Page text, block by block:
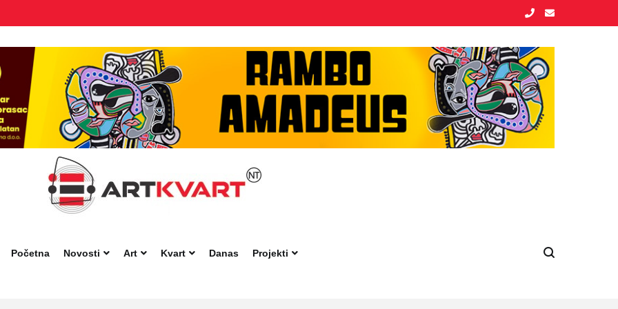
Početna
Novosti Art Kvart Danas Projekti